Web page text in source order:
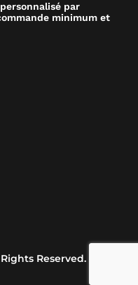
par
minimum et
Reserved.